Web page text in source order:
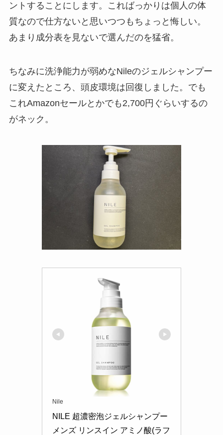
ントすることにします。こればっかりは個人の体
質なので仕方ないと思いつつもちょっと悔しい。
あまり成分表を見ないで選んだのを猛省。
ちなみに洗浄能力が弱めなNileのジェルシャンプー
に変えたところ、頭皮環境は回復しました。でも
これAmazonセールとかでも2,700円ぐらいするの
がネック。
Nile
NILE 超濃密泡ジェルシャンプー
メンズ リンスイン アミノ酸(ラフ